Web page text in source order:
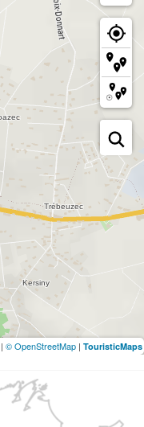
| © OpenStreetMap | TouristicMaps